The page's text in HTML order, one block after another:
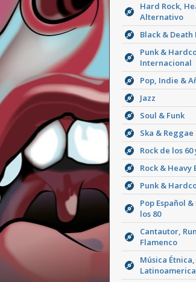
Hard Rock,
Alternativo
Black & Death
Punk &
Internacional
Pop, Indie &
Jazz
Soul & Funk
Ska & Reggae
Rock de los 60
Rock & Heavy
Punk &
Pop Español
los 80
Cantautor,
Flamenco
Música Étnica,